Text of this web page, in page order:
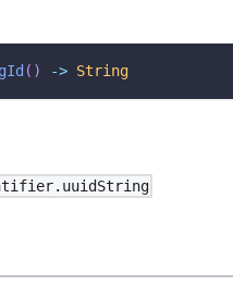
( ) -> String